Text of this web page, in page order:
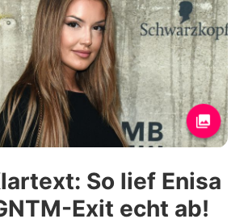
Filme & Serien
Lifestyle
Familie & Liebe
Promiflash Exklusiv
auf Promiflash
So lief Enisa
Exit echt ab!